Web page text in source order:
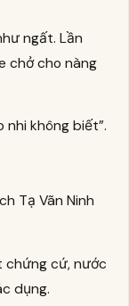
ngất. Lần
chở cho nàng
nhi không biết”.
Tạ Vãn Ninh
chứng cứ, nước
dụng.